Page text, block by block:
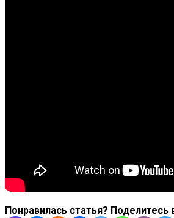
Понравилась статья? Поделитесь